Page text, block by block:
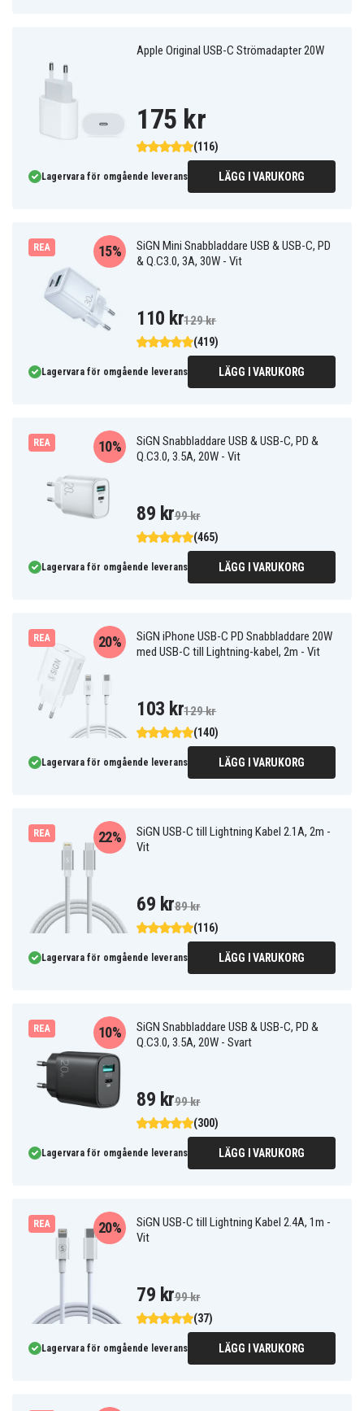
Apple Original USB-C Strömadapter 20W
(116)
175 kr
Lagervara för omgående leverans LÄGG I VARUKORG
REA
SiGN Mini Snabbladdare USB & USB-C, PD
& Q.C3.0, 3A, 30W - Vit
(419)
15%
110 kr129 kr
Lagervara för omgående leverans LÄGG I VARUKORG
REA
SiGN Snabbladdare USB & USB-C, PD &
Q.C3.0, 3.5A, 20W - Vit
(465)
10%
89 kr99 kr
Lagervara för omgående leverans LÄGG I VARUKORG
REA
SiGN iPhone USB-C PD Snabbladdare 20W
med USB-C till Lightning-kabel, 2m - Vit
(140)
20%
103 kr129 kr
Lagervara för omgående leverans LÄGG I VARUKORG
REA
SiGN USB-C till Lightning Kabel 2.1A, 2m -
Vit
(116)
22%
69 kr89 kr
Lagervara för omgående leverans LÄGG I VARUKORG
REA
SiGN Snabbladdare USB & USB-C, PD &
Q.C3.0, 3.5A, 20W - Svart
(300)
10%
89 kr99 kr
Lagervara för omgående leverans LÄGG I VARUKORG
REA
SiGN USB-C till Lightning Kabel 2.4A, 1m -
Vit
(37)
20%
79 kr99 kr
Lagervara för omgående leverans LÄGG I VARUKORG